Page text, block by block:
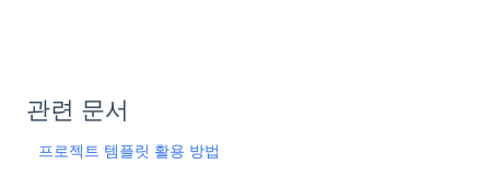
관련 문서
프로젝트 템플릿 활용 방법